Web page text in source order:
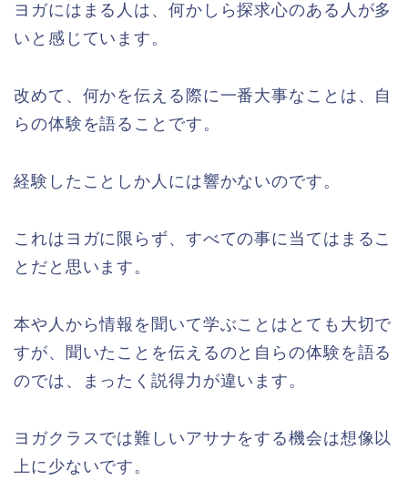
ヨガにはまる人は、何かしら探求心のある人が多
いと感じています。
改めて、何かを伝える際に一番大事なことは、自
らの体験を語ることです。
経験したことしか人には響かないのです。
これはヨガに限らず、すべての事に当てはまるこ
とだと思います。
本や人から情報を聞いて学ぶことはとても大切で
すが、聞いたことを伝えるのと自らの体験を語る
のでは、まったく説得力が違います。
ヨガクラスでは難しいアサナをする機会は想像以
上に少ないです。